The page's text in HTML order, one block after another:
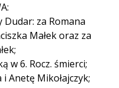
Dudar: za Romana
Małek oraz za
w 6. Rocz. śmierci;
i Anetę Mikołajczyk;